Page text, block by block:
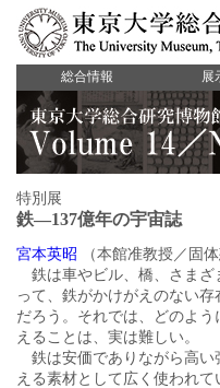
特別展
鉄―137億年の宇宙誌
宮本英昭
（本館准教授／固
鉄は車やビル、橋、さまざ
って、鉄がかけがえのない
だろう。それでは、どのよ
えることは、実は難しい。
鉄は安価でありながら高い
える素材として広く使われ
総合情報 展